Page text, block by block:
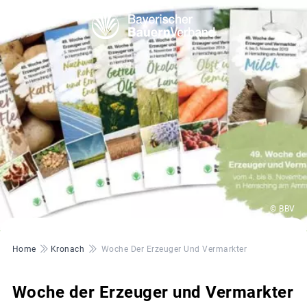
© BBV
Pfadnavigation
Home Kronach Woche Der Erzeuger Und Vermarkter
Woche der Erzeuger und Vermarkter